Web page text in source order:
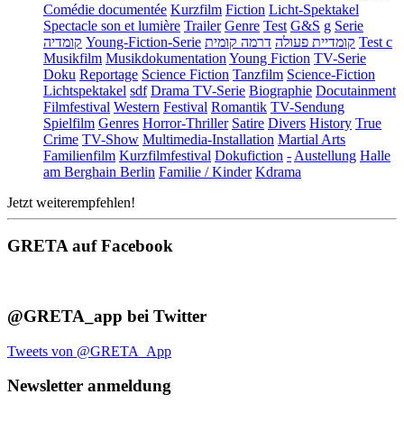
Comédie documentée Kurzfilm Fiction Licht-Spektakel
Spectacle son et lumière Trailer Genre Test G&S g Serie
קומדיה Young-Fiction-Serie קומדיית פעולה דרמה קומית
Test c
Musikfilm Musikdokumentation Young Fiction TV-Serie
Doku Reportage Science Fiction Tanzfilm Science-Fiction
Lichtspektakel sdf Drama TV-Serie Biographie Docutainment
Filmfestival Western Festival Romantik TV-Sendung
Spielfilm Genres Horror-Thriller Satire Divers History True
Crime TV-Show Multimedia-Installation Martial Arts
Familienfilm Kurzfilmfestival Dokufiction - Austellung Halle
am Berghain Berlin Familie / Kinder Kdrama
Jetzt weiterempfehlen!
GRETA auf Facebook
@GRETA_app bei Twitter
Tweets von @GRETA_App
Newsletter anmeldung